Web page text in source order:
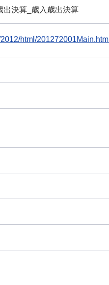
出決算_歳入歳出決算
html/201272001Main.html